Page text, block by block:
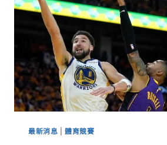
最新消息 |體育競賽